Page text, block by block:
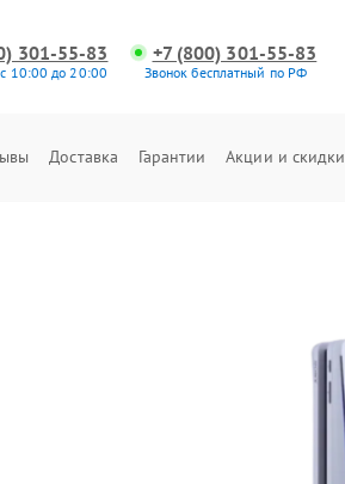
301-55-83
10:00 до 20:00
+7 (800) 301-55-83
Звонок бесплатный по РФ
Доставка Гарантии Акции и скидки